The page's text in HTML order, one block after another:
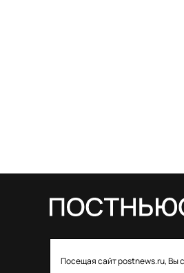
Посещая сайт postnews.ru, Вы
о регистрации СМИ: ЭЛ №